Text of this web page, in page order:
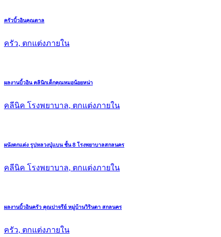
ครัวบิ้วอินคุณตาล
ครัว, ตกแต่งภายใน
ผลงานบิ้วอิน คลินิกเด็กคุณหมอน้อยหน่า
คลีนิค โรงพยาบาล, ตกแต่งภายใน
ผนังตกแต่ง รูปหลวงปู่แบน ชั้น 8 โรงพยาบาลสกลนคร
คลีนิค โรงพยาบาล, ตกแต่งภายใน
ผลงานบิ้วอินครัว คุณปาจรีย์ หมู่บ้านวิรินดา สกลนคร
ครัว, ตกแต่งภายใน